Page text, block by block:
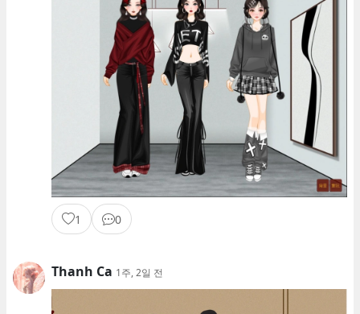
1 0
Thanh Ca 1주, 2일 전